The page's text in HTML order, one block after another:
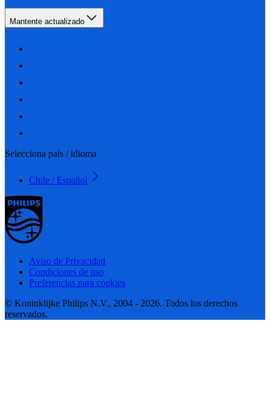
Mantente actualizado
Selecciona país / idioma
Chile / Español
Aviso de Privacidad
Condiciones de uso
Preferencias para cookies
© Koninklijke Philips N.V., 2004 - 2026. Todos los derechos
reservados.